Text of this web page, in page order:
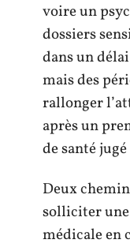
voire un
dossiers
dans un
mais des
rallonger
après un
de santé
Deux
solliciter
médicale en